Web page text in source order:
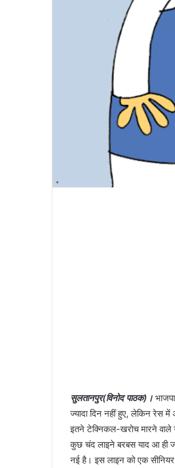
सुलतानपुर(विनोद पाठक)।
ज्यादा दिन नहीं हुए, लेकिन रेस
इतने टेक्निकल-खरोच मारने
कुछ चंद लाइने बरबस याद आ ही
नई है। इस लाइन को एक